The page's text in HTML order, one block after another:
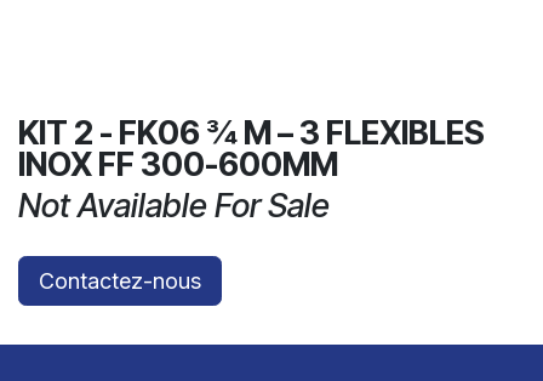
KIT 2 - FK06 ¾ M – 3 FLEXIBLES
INOX FF 300-600MM
Not Available For Sale
Contactez-nous